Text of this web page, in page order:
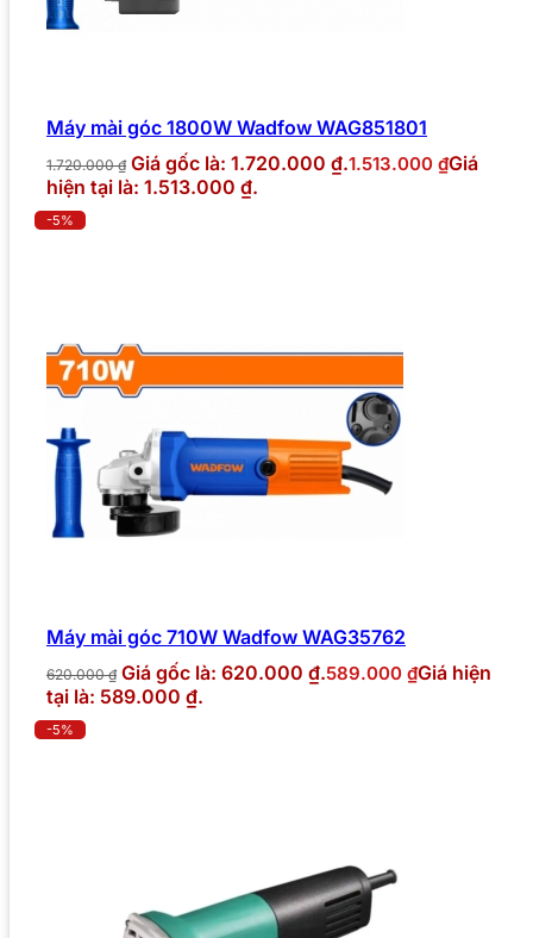
Máy mài góc 1800W Wadfow WAG851801
1.720.000₫ Giá gốc là: 1.720.000 ₫.1.513.000 ₫Giá
hiện tại là: 1.513.000 ₫.
-5%
Máy mài góc 710W Wadfow WAG35762
620.000₫ Giá gốc là: 620.000 ₫.589.000 ₫Giá hiện
tại là: 589.000 ₫.
-5%